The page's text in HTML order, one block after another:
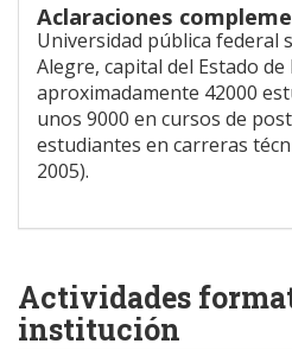
Aclaraciones
Universidad pública federal
Alegre, capital del Estado de
aproximadamente 42000
unos 9000 en cursos de
estudiantes en carreras
2005).
Actividades
institución